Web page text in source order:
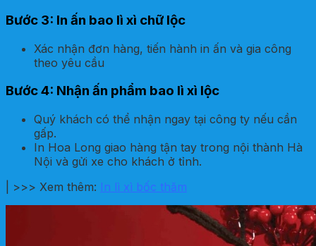
Bước 3: In ấn bao lì xì chữ lộc
Xác nhận đơn hàng, tiến hành in ấn và gia công
theo yêu cầu
Bước 4: Nhận ấn phẩm bao lì xì lộc
Quý khách có thể nhận ngay tại công ty nếu cần
gấp.
In Hoa Long giao hàng tận tay trong nội thành Hà
Nội và gửi xe cho khách ở tỉnh.
| >>> Xem thêm: In lì xì bốc thăm